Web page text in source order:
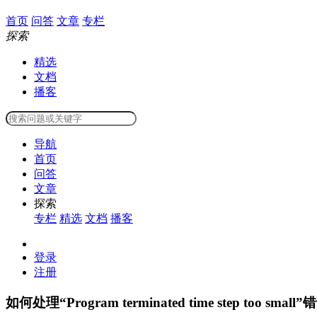
首页 问答 文章 专栏
探索
精选
文档
播客
导航
首页
问答
文章
探索
专栏 精选 文档 播客
登录
注册
如何处理“Program terminated ­time step too small”